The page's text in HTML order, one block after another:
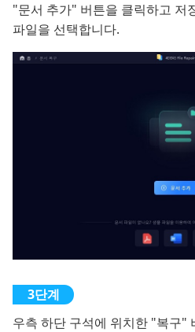
"문서 추가" 버튼을 클릭하고 저
파일을 선택합니다.
우측 하단 구석에 위치한 "복구"